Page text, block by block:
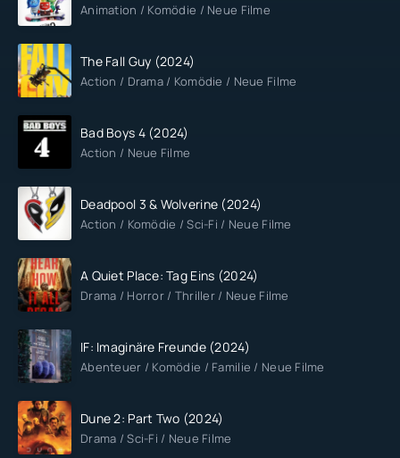
Animation / Komödie / Neue Filme
The Fall Guy (2024)
Action / Drama / Komödie / Neue Filme
Bad Boys 4 (2024)
Action / Neue Filme
Deadpool 3 & Wolverine (2024)
Action / Komödie / Sci-Fi / Neue Filme
A Quiet Place: Tag Eins (2024)
Drama / Horror / Thriller / Neue Filme
IF: Imaginäre Freunde (2024)
Abenteuer / Komödie / Familie / Neue Filme
Dune 2: Part Two (2024)
Drama / Sci-Fi / Neue Filme